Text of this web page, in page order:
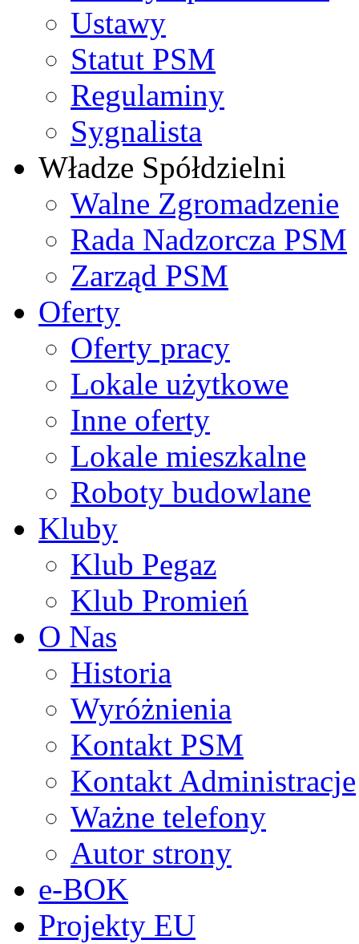
Ustawy
Statut PSM
Regulaminy
Sygnalista
Władze Spółdzielni
Walne Zgromadzenie
Rada Nadzorcza PSM
Zarząd PSM
Oferty
Oferty pracy
Lokale użytkowe
Inne oferty
Lokale mieszkalne
Roboty budowlane
Kluby
Klub Pegaz
Klub Promień
O Nas
Historia
Wyróżnienia
Kontakt PSM
Kontakt Administracje
Ważne telefony
Autor strony
e-BOK
Projekty EU